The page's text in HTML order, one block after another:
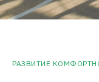
РАЗВИТИЕ